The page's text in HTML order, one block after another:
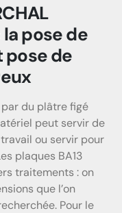
pose de
de
du plâtre figé
peut servir de
ou servir pour
plaques BA13
traitements : on
que l’on
Pour le